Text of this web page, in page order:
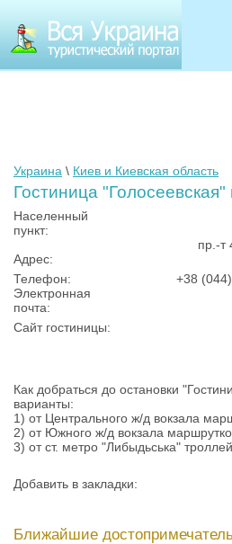
Украина \ Киев и Киевская область
Гостиница "Голосеевская"
Населенный
пункт:
Адрес:
пр.-т
Телефон:
+38
Электронная
почта:
Сайт гостиницы:
Как добраться до остановки
варианты:
1) от Центрального ж/д вокзала
2) от Южного ж/д вокзала
3) от ст. метро "Либыдьська"
Добавить в закладки:
Ближайшие